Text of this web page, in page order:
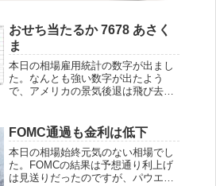
おせち当たるか 7678 あさく
ま
本日の相場雇用統計の数字が出まし
た。なんとも強い数字が出たよう
で、アメリカの景気後退は飛び去り
過ぎるほどの円安が進み一ドル148
円はやりすぎでしょって思いまし
た。もうここまで強...
FOMC通過も金利は低下
本日の相場始終元気のない相場でし
た。FOMCの結果は予想通り利上げ
は見送りだったのですが、パウエル